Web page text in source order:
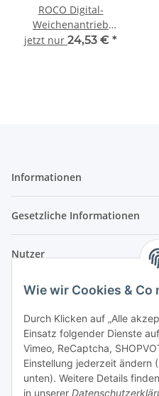
Wie wir Cookies & Co
Durch Klicken auf „Alle
Einsatz folgender Dienste
Vimeo, ReCaptcha,
Einstellung jederzeit ändern
unten). Weitere Details
in unserer
ROCO Digital-
Weichenantrieb
Bettungsgleis RocoLine
jetzt nur 24,53 € *
Informationen
Gesetzliche Informationen
Nutzer